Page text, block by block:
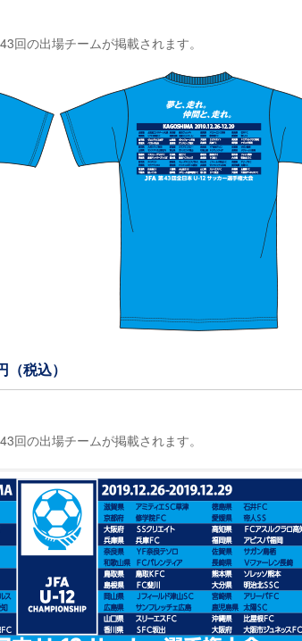
回の出場チームが掲載されます。
税込）
回の出場チームが掲載されます。